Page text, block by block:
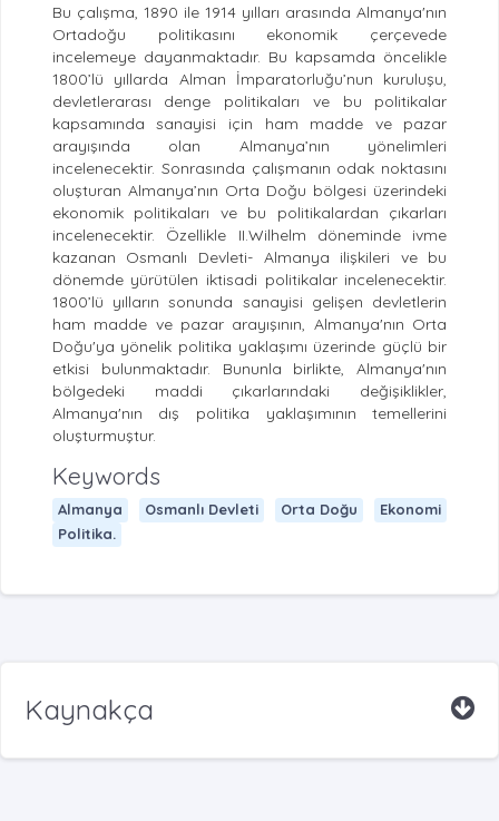
Bu çalışma, 1890 ile 1914 yılları arasında Almanya'nın
Ortadoğu politikasını ekonomik çerçevede
incelemeye dayanmaktadır. Bu kapsamda öncelikle
1800’lü yıllarda Alman İmparatorluğu’nun kuruluşu,
devletlerarası denge politikaları ve bu politikalar
kapsamında sanayisi için ham madde ve pazar
arayışında olan Almanya’nın yönelimleri
incelenecektir. Sonrasında çalışmanın odak noktasını
oluşturan Almanya’nın Orta Doğu bölgesi üzerindeki
ekonomik politikaları ve bu politikalardan çıkarları
incelenecektir. Özellikle II.Wilhelm döneminde ivme
kazanan Osmanlı Devleti- Almanya ilişkileri ve bu
dönemde yürütülen iktisadi politikalar incelenecektir.
1800’lü yılların sonunda sanayisi gelişen devletlerin
ham madde ve pazar arayışının, Almanya'nın Orta
Doğu'ya yönelik politika yaklaşımı üzerinde güçlü bir
etkisi bulunmaktadır. Bununla birlikte, Almanya'nın
bölgedeki maddi çıkarlarındaki değişiklikler,
Almanya'nın dış politika yaklaşımının temellerini
oluşturmuştur.
Keywords
Almanya Osmanlı Devleti Orta Doğu
Ekonomi
Politika.
Kaynakça